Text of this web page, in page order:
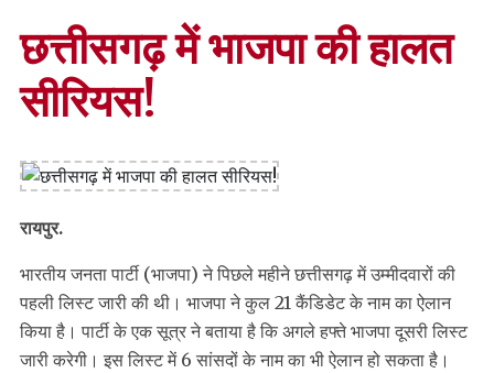
छत्तीसगढ़ में भाजपा की हालत
सीरियस!
रायपुर.
भारतीय जनता पार्टी (भाजपा) ने पिछले महीने छत्तीसगढ़ में उम्मीदवारों की
पहली लिस्ट जारी की थी। भाजपा ने कुल 21 कैंडिडेट के नाम का ऐलान
किया है। पार्टी के एक सूत्र ने बताया है कि अगले हफ्ते भाजपा दूसरी लिस्ट
जारी करेगी। इस लिस्ट में 6 सांसदों के नाम का भी ऐलान हो सकता है।